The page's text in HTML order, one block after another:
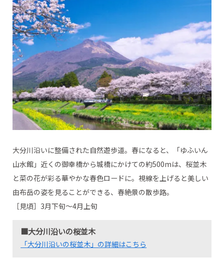
大分川沿いに整備された自然遊歩道。春になると、「ゆふいん
山水館」近くの御幸橋から城橋にかけての約500mは、桜並木
と菜の花が彩る華やかな春色ロードに。視線を上げると美しい
由布岳の姿を見ることができる、春絶景の散歩路。
［見頃］3月下旬～4月上旬
■大分川沿いの桜並木
「大分川沿いの桜並木」の詳細はこちら